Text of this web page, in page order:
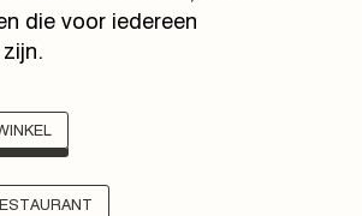
die voor iedereen